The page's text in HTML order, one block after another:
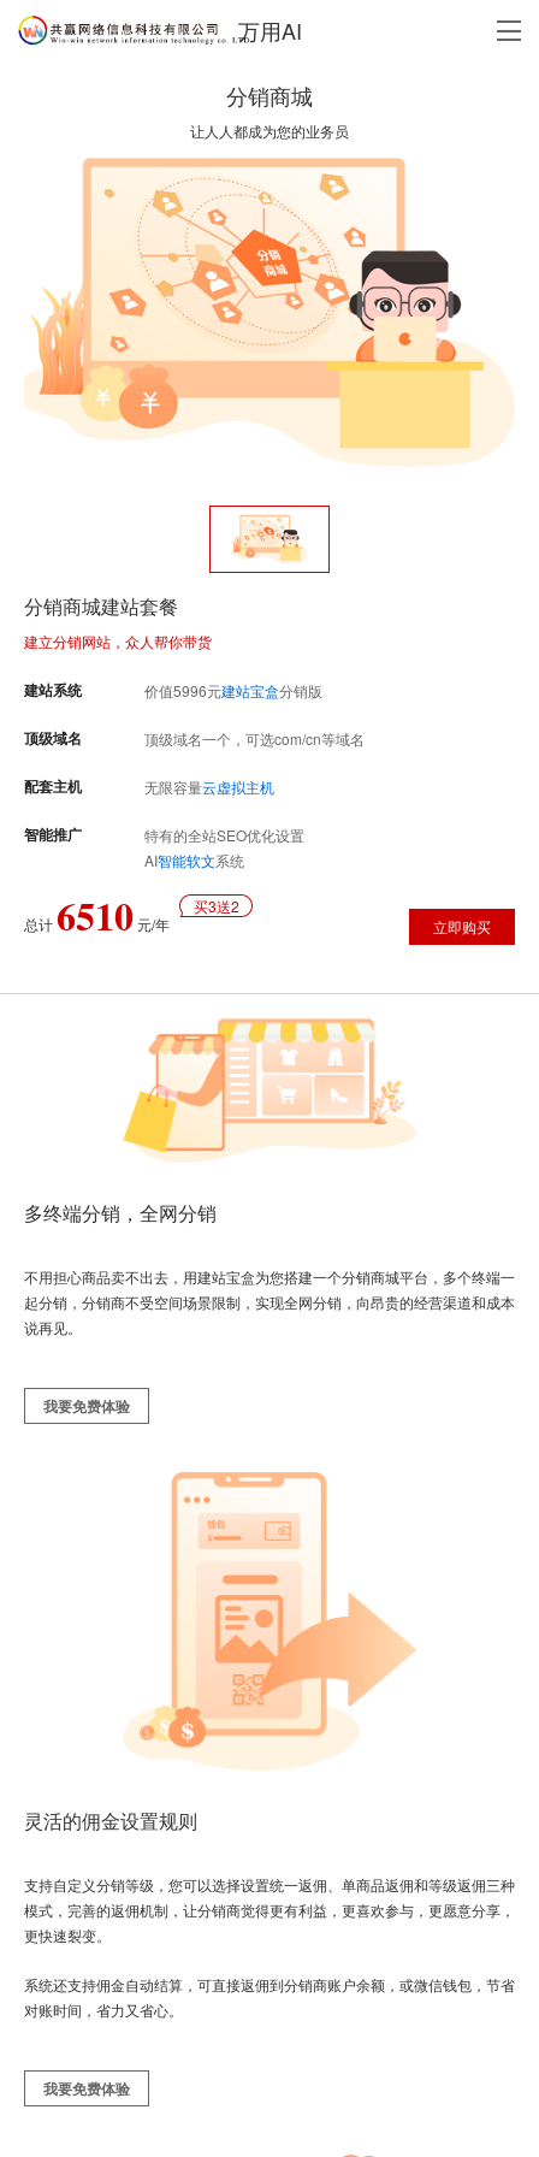
万用AI
分销商城
让人人都成为您的业务员
分销商城建站套餐
建立分销网站，众人帮你带货
建站系统 价值5996元建站宝盒分销版
顶级域名 顶级域名一个，可选com/cn等域名
配套主机 无限容量云虚拟主机
智能推广
特有的全站SEO优化设置
AI智能软文系统
总计 6510元/年
买3送2
立即购买
多终端分销，全网分销
不用担心商品卖不出去，用建站宝盒为您搭建一个分销商城平台，多个终端一
起分销，分销商不受空间场景限制，实现全网分销，向昂贵的经营渠道和成本
说再见。
我要免费体验
灵活的佣金设置规则
支持自定义分销等级，您可以选择设置统一返佣、单商品返佣和等级返佣三种
模式，完善的返佣机制，让分销商觉得更有利益，更喜欢参与，更愿意分享，
更快速裂变。
系统还支持佣金自动结算，可直接返佣到分销商账户余额，或微信钱包，节省
对账时间，省力又省心。
我要免费体验